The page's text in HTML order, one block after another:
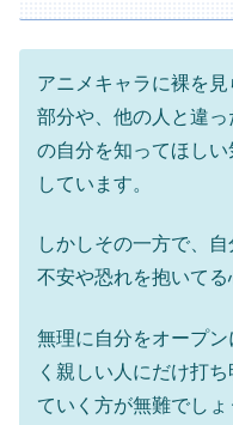
アニメキャラに裸を
部分や、他の人と違
の自分を知ってほし
しています。
しかしその一方で、
不安や恐れを抱いてる
無理に自分をオープ
く親しい人にだけ打
ていく方が無難でしょ